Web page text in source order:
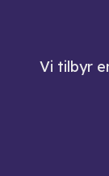
Vi tilbyr